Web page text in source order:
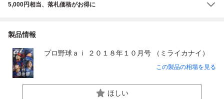
5,000円相当、落札価格がお得に
製品情報
プロ野球ａｉ ２０１８年１０月号 （ミライカナイ）
この製品の相場を見る
ほしい